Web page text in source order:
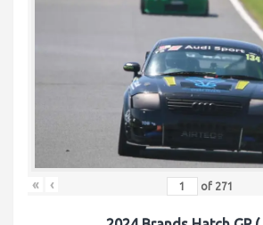
« ‹ of 271